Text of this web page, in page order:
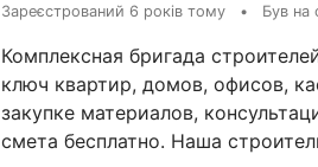
Зареєстрований 6 років тому • Був на
Комплексная бригада
ключ квартир, домов, офисов,
закупке материалов,
смета бесплатно. Наша